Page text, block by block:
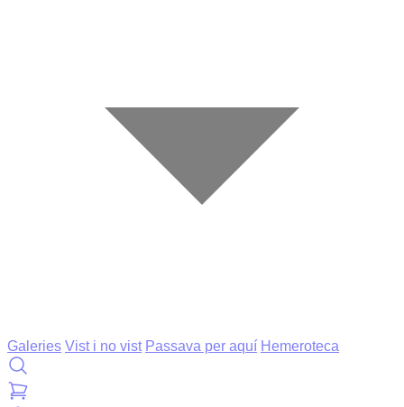
Galeries Vist i no vist Passava per aquí Hemeroteca